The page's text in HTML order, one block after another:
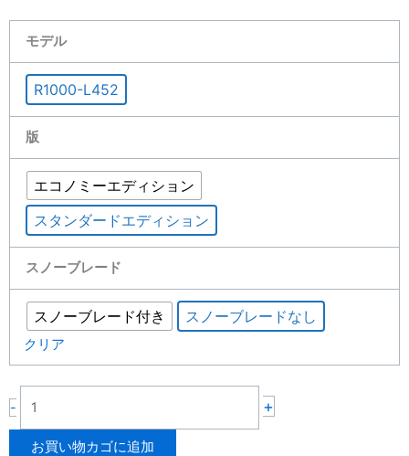
モデル
R1000-L452
版
エコノミーエディション
スタンダードエディション
スノーブレード
スノーブレード付き スノーブレードなし
クリア
-
zero
turn
lawn
mower
1000mm
16HP
個
+
お買い物カゴに追加